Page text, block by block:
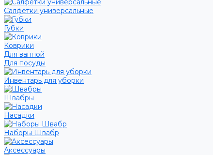
Салфетки универсальные
Губки
Коврики
Для ванной
Для посуды
Инвентарь для уборки
Швабры
Насадки
Наборы Швабр
Аксессуары